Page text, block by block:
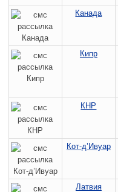
Канада
Кипр
КНР
Кот-д’Ивуар
Латвия